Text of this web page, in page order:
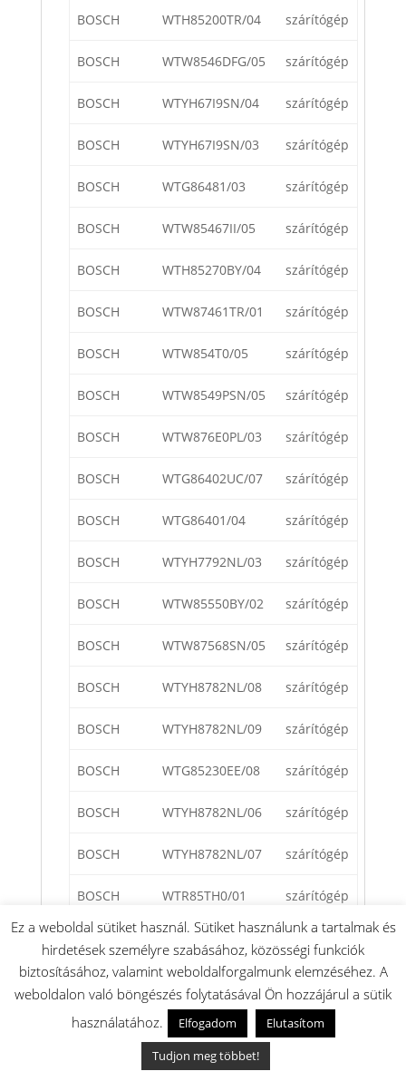
BOSCH WTH85200TR/04 szárítógép
BOSCH WTW8546DFG/05 szárítógép
BOSCH WTYH67I9SN/04 szárítógép
BOSCH WTYH67I9SN/03 szárítógép
BOSCH WTG86481/03 szárítógép
BOSCH WTW85467II/05 szárítógép
BOSCH WTH85270BY/04 szárítógép
BOSCH WTW87461TR/01 szárítógép
BOSCH WTW854T0/05 szárítógép
BOSCH WTW8549PSN/05 szárítógép
BOSCH WTW876E0PL/03 szárítógép
BOSCH WTG86402UC/07 szárítógép
BOSCH WTG86401/04 szárítógép
BOSCH WTYH7792NL/03 szárítógép
BOSCH WTW85550BY/02 szárítógép
BOSCH WTW87568SN/05 szárítógép
BOSCH WTYH8782NL/08 szárítógép
BOSCH WTYH8782NL/09 szárítógép
BOSCH WTG85230EE/08 szárítógép
BOSCH WTYH8782NL/06 szárítógép
BOSCH WTYH8782NL/07 szárítógép
BOSCH WTR85TH0/01 szárítógép
BOSCH WTW85B48SN/05 szárítógép
BOSCH WTW8546DFG/08 szárítógép
BOSCH WTWH75B9SN/07 szárítógép
WTW85B48SN/03
Ez a weboldal sütiket használ. Sütiket használunk a tartalmak és
hirdetések személyre szabásához, közösségi funkciók
biztosításához, valamint weboldalforgalmunk elemzéséhez. A
weboldalon való böngészés folytatásával Ön hozzájárul a sütik
használatához.
Elfogadom
Elutasítom
Tudjon meg többet!